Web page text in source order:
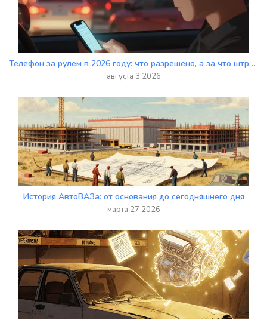
Телефон за рулем в 2026 году: что разрешено, а за что штрафуют по ПДД
августа 3 2026
История АвтоВАЗа: от основания до сегодняшнего дня
марта 27 2026